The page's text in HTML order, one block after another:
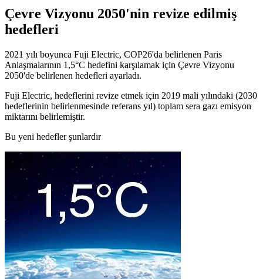
Çevre Vizyonu 2050'nin revize edilmiş
hedefleri
2021 yılı boyunca Fuji Electric, COP26'da belirlenen Paris
Anlaşmalarının 1,5°C hedefini karşılamak için Çevre Vizyonu
2050'de belirlenen hedefleri ayarladı.
Fuji Electric, hedeflerini revize etmek için 2019 mali yılındaki (2030
hedeflerinin belirlenmesinde referans yıl) toplam sera gazı emisyon
miktarını belirlemiştir.
Bu yeni hedefler şunlardır